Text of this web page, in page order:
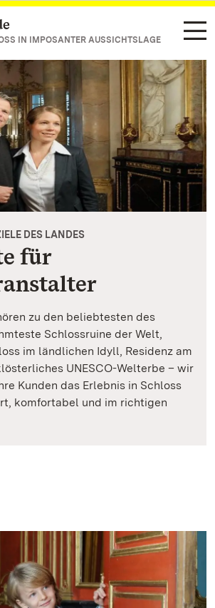
springen
IN IMPOSANTER AUSSICHTSLAGE
DES LANDES
für
zu den beliebtesten des
Schlossruine der Welt,
im ländlichen Idyll, Residenz am
UNESCO-Welterbe – wir
Kunden das Erlebnis in Schloss
komfortabel und im richtigen